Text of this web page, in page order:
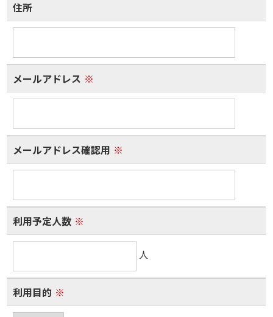
住所
メールアドレス ※
メールアドレス確認用 ※
利用予定人数 ※
人
利用目的 ※